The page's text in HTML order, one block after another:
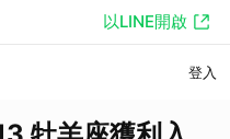
以LINE開啟
登入